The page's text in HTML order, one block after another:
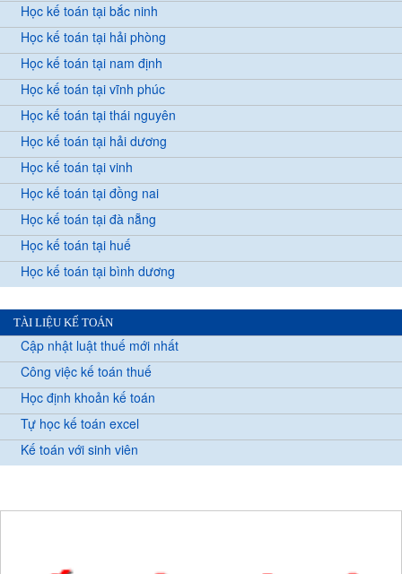
Học kế toán tại bắc ninh
Học kế toán tại hải phòng
Học kế toán tại nam định
Học kế toán tại vĩnh phúc
Học kế toán tại thái nguyên
Học kế toán tại hải dương
Học kế toán tại vinh
Học kế toán tại đồng nai
Học kế toán tại đà nẵng
Học kế toán tại huế
Học kế toán tại bình dương
TÀI LIỆU KẾ TOÁN
Cập nhật luật thuế mới nhất
Công việc kế toán thuế
Học định khoản kế toán
Tự học kế toán excel
Kế toán với sinh viên